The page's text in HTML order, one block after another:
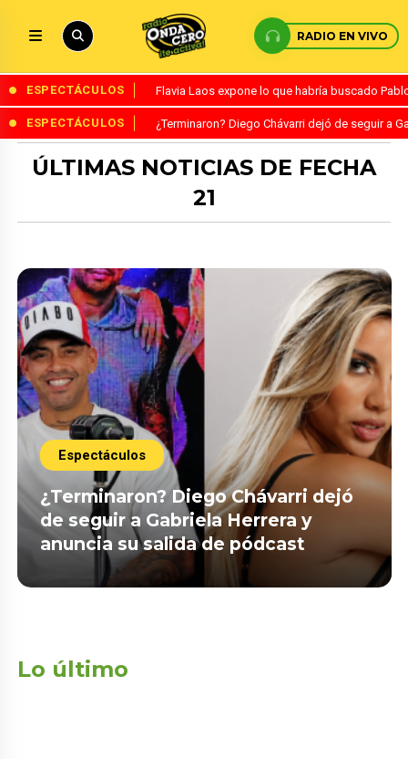
RADIO EN VIVO
ESPECTÁCULOS Flavia Laos expone lo que habría buscado
ESPECTÁCULOS ¿Terminaron? Diego Chávarri dejó de seguir a
ÚLTIMAS NOTICIAS DE FECHA
21
Espectáculos
¿Terminaron? Diego Chávarri dejó
de seguir a Gabriela Herrera y
anuncia su salida de pódcast
Lo último